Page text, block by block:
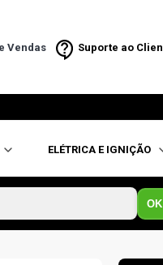
Vendas Suporte ao
ELÉTRICA E IGNIÇÃO
OK